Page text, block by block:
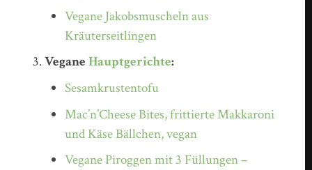
Vegane Jakobsmuscheln aus
Kräuterseitlingen
Vegane Hauptgerichte:
Sesamkrustentofu
Mac’n’Cheese Bites, frittierte Makkaroni
und Käse Bällchen, vegan
Vegane Piroggen mit 3 Füllungen –